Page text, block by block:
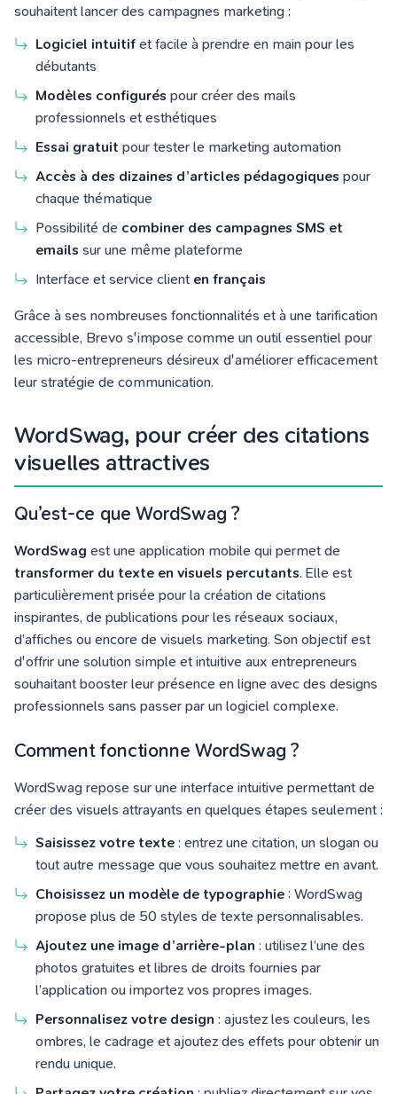
souhaitent lancer des campagnes marketing :
Logiciel intuitif et facile à prendre en main pour les
débutants
Modèles configurés pour créer des mails
professionnels et esthétiques
Essai gratuit pour tester le marketing automation
Accès à des dizaines d’articles pédagogiques pour
chaque thématique
Possibilité de combiner des campagnes SMS et
emails sur une même plateforme
Interface et service client en français
Grâce à ses nombreuses fonctionnalités et à une tarification
accessible, Brevo s'impose comme un outil essentiel pour
les micro-entrepreneurs désireux d'améliorer efficacement
leur stratégie de communication.
WordSwag, pour créer des citations
visuelles attractives
Qu’est-ce que WordSwag ?
WordSwag est une application mobile qui permet de
transformer du texte en visuels percutants. Elle est
particulièrement prisée pour la création de citations
inspirantes, de publications pour les réseaux sociaux,
d’affiches ou encore de visuels marketing. Son objectif est
d'offrir une solution simple et intuitive aux entrepreneurs
souhaitant booster leur présence en ligne avec des designs
professionnels sans passer par un logiciel complexe.
Comment fonctionne WordSwag ?
WordSwag repose sur une interface intuitive permettant de
créer des visuels attrayants en quelques étapes seulement :
Saisissez votre texte : entrez une citation, un slogan ou
tout autre message que vous souhaitez mettre en avant.
Choisissez un modèle de typographie : WordSwag
propose plus de 50 styles de texte personnalisables.
Ajoutez une image d’arrière-plan : utilisez l’une des
photos gratuites et libres de droits fournies par
l’application ou importez vos propres images.
Personnalisez votre design : ajustez les couleurs, les
ombres, le cadrage et ajoutez des effets pour obtenir un
rendu unique.